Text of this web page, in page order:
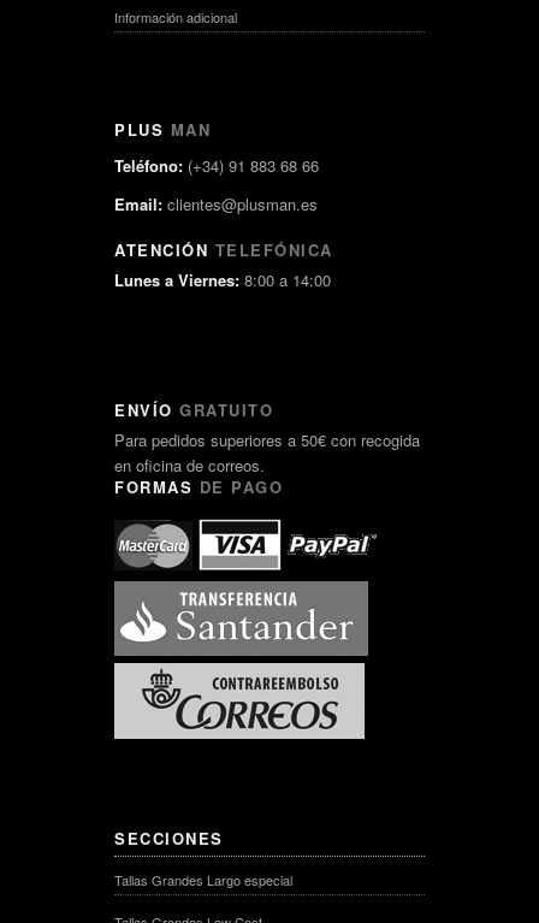
Información adicional
PLUS MAN
Teléfono: (+34) 91 883 68 66
Email: clientes@plusman.es
ATENCIÓN TELEFÓNICA
Lunes a Viernes: 8:00 a 14:00
ENVÍO GRATUITO
Para pedidos superiores a 50€ con recogida
en oficina de correos.
FORMAS DE PAGO
SECCIONES
Tallas Grandes Largo especial